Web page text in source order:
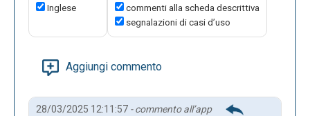
Inglese
commenti alla scheda descrittiva
segnalazioni di casi d’uso
Aggiungi commento
28/03/2025 12:11:57 - commento all’app